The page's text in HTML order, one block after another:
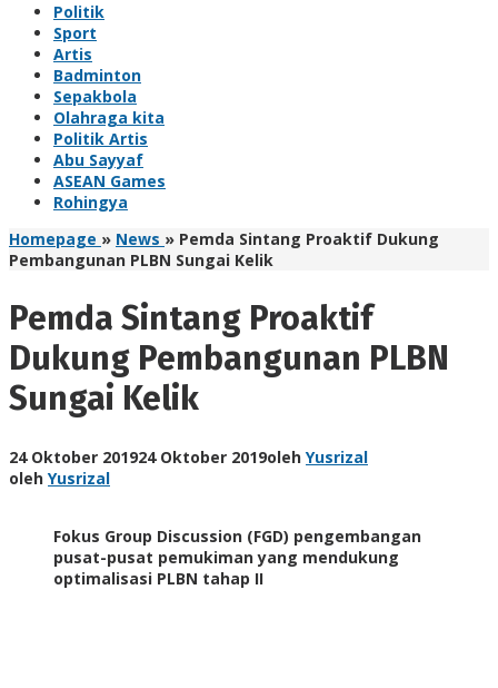
Politik
Sport
Artis
Badminton
Sepakbola
Olahraga kita
Politik Artis
Abu Sayyaf
ASEAN Games
Rohingya
Homepage » News » Pemda Sintang Proaktif Dukung
Pembangunan PLBN Sungai Kelik
Pemda Sintang Proaktif
Dukung Pembangunan PLBN
Sungai Kelik
24 Oktober 201924 Oktober 2019oleh Yusrizal
oleh Yusrizal
Fokus Group Discussion (FGD) pengembangan
pusat-pusat pemukiman yang mendukung
optimalisasi PLBN tahap II